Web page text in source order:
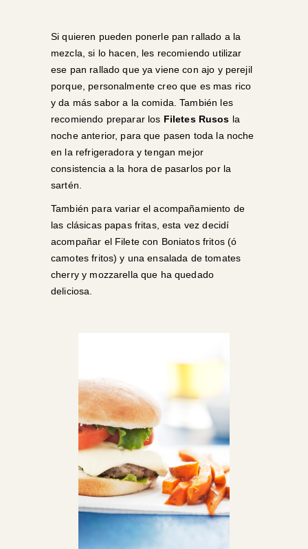
Si quieren pueden ponerle pan rallado a la
mezcla, si lo hacen, les recomiendo utilizar
ese pan rallado que ya viene con ajo y perejil
porque, personalmente creo que es mas rico
y da más sabor a la comida. También les
recomiendo preparar los Filetes Rusos la
noche anterior, para que pasen toda la noche
en la refrigeradora y tengan mejor
consistencia a la hora de pasarlos por la
sartén.
También para variar el acompañamiento de
las clásicas papas fritas, esta vez decidí
acompañar el Filete con Boniatos fritos (ó
camotes fritos) y una ensalada de tomates
cherry y mozzarella que ha quedado
deliciosa.